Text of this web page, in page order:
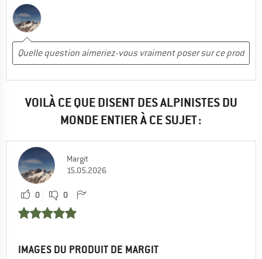
VOILÀ CE QUE DISENT DES ALPINISTES DU
MONDE ENTIER À CE SUJET :
Margit
15.05.2026
0 0
IMAGES DU PRODUIT DE MARGIT